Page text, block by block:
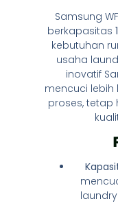
Samsung
berkapasitas
kebutuhan
usaha
inovatif
mencuci lebih
proses, tetap